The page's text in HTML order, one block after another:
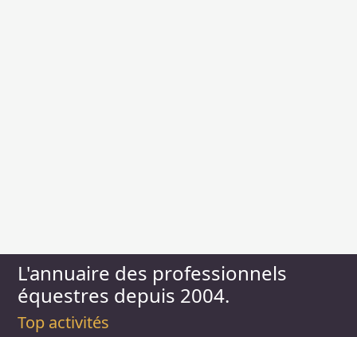
L'annuaire des professionnels
équestres depuis 2004.
Top activités